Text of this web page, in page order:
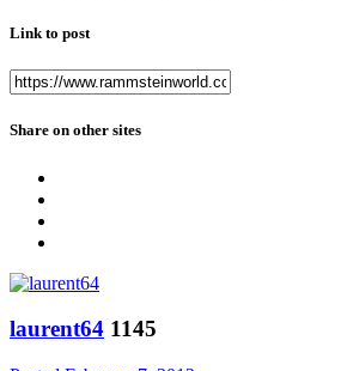
Link to post
Share on other sites
laurent64 1145